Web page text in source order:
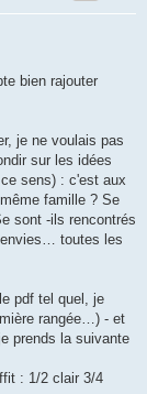
bien rajouter
je ne voulais pas
sur les idées
sens) : c'est aux
famille ? Se
sont -ils rencontrés
envies… toutes les
pdf tel quel, je
rangée…) - et
prends la suivante
: 1/2 clair 3/4